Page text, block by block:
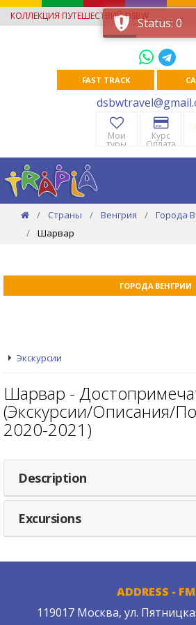
КОЛЛЕКЦИЯ ПУТЕШЕСТВИЙ DSBW
FAST TRACK
Мои
туры
Курс
Оплата
Страны Венгрия
Города
Шарвар
ГОРОДА ВЕНГРИИ
Экскурсии
Шарвар -
(Экскурсии/Описания/
2020-2021)
Description
Excursions
ADDRESS - FM
119017 Москва, ул.
Status: 0